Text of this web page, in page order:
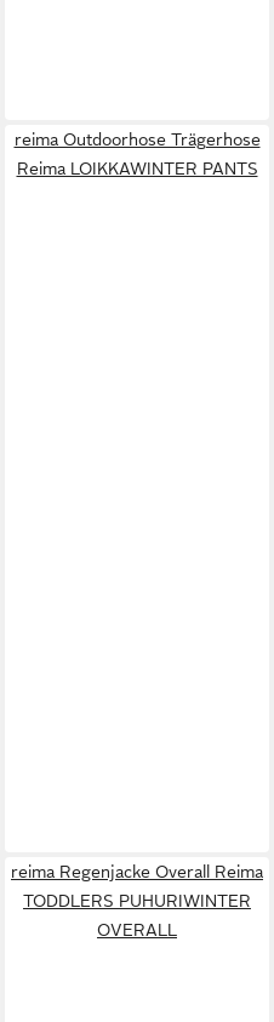
reima Outdoorhose Trägerhose
Reima LOIKKAWINTER PANTS
reima Regenjacke Overall Reima
TODDLERS PUHURIWINTER
OVERALL